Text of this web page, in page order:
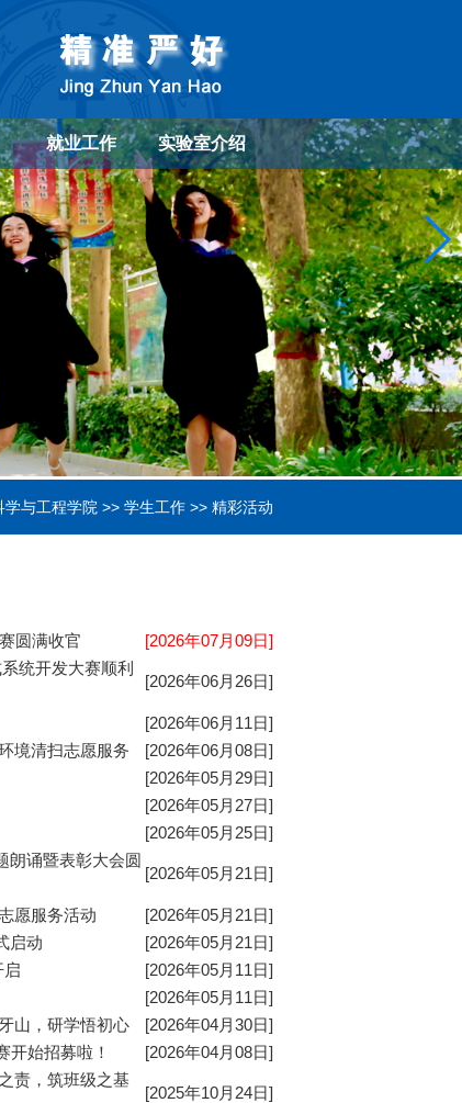
就业工作 实验室介绍
学与工程学院 >> 学生工作 >> 精彩活动
圆满收官
[2026年07月09日]
统开发大赛顺利
[2026年06月26日]
[2026年06月11日]
境清扫志愿服务
[2026年06月08日]
[2026年05月29日]
[2026年05月27日]
[2026年05月25日]
朗诵暨表彰大会圆
[2026年05月21日]
愿服务活动
[2026年05月21日]
启动
[2026年05月21日]
启
[2026年05月11日]
[2026年05月11日]
山，研学悟初心
[2026年04月30日]
开始招募啦！
[2026年04月08日]
责，筑班级之基
[2025年10月24日]